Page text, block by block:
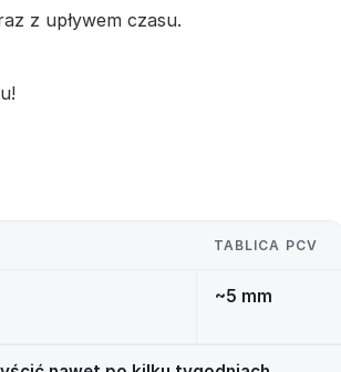
z upływem czasu.
TABLICA PCV
~5 mm